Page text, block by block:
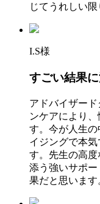
じてうれしい限
I.S様
すごい結果
アドバイザー
ンケアにより
す。今が人生
イジングで本
す。先生の高
添う強いサポ
果だと思います